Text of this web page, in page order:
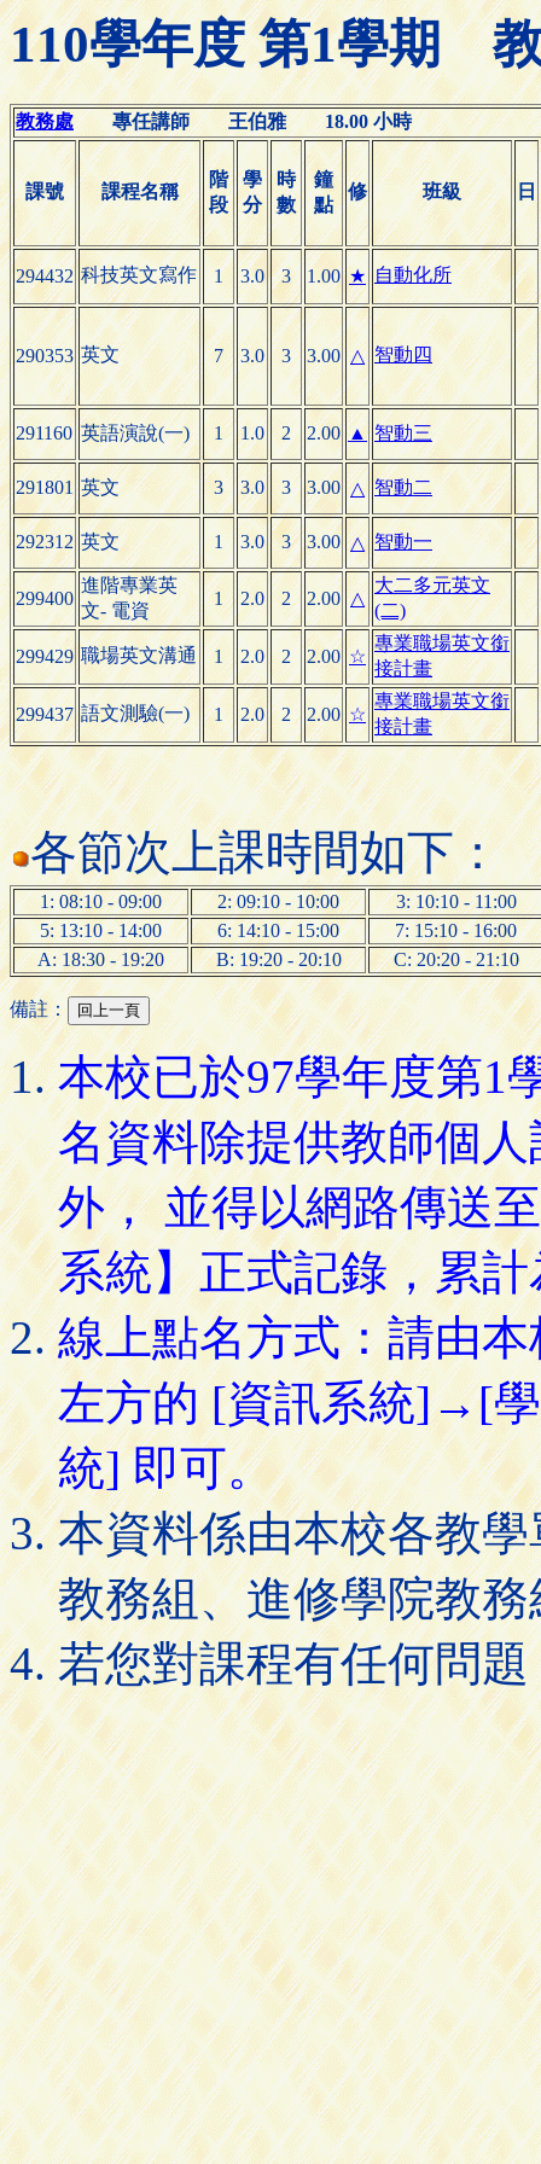
110學年度 第1學期
教務處專任講師 王伯雅 18.00 小時
課號 課程名稱
階
段
學
分
時
數
鐘
點
修 班級 日
294432 科技英文寫作 1 3.0 3 1.00 ★ 自動化所
290353 英文 7 3.0 3 3.00 △ 智動四
291160 英語演說(一) 1 1.0 2 2.00 ▲ 智動三
291801 英文 3 3.0 3 3.00 △ 智動二
292312 英文 1 3.0 3 3.00 △ 智動一
299400
進階專業英
文- 電資
1 2.0 2 2.00 △
大二多元英文
(二)
299429 職場英文溝通 1 2.0 2 2.00 ☆
專業職場英文銜
接計畫
299437 語文測驗(一) 1 2.0 2 2.00 ☆
專業職場英文銜
接計畫
各節次上課時間如下：
1: 08:10 - 09:00 2: 09:10 - 10:00
3: 10:10 - 11:00
5: 13:10 - 14:00
6: 14:10 - 15:00
7: 15:10 - 16:00
A: 18:30 - 19:20
B: 19:20 - 20:10 C: 20:20 - 21:10
備註：
本校已於97學年度第1
名資料除提供教師個
外， 並得以網路傳送
系統】正式記錄，累
線上點名方式：請由
左方的 [資訊系統]→[
統] 即可。
本資料係由本校各教
教務組、進修學院教
若您對課程有任何問